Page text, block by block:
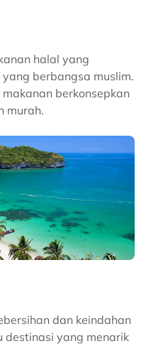
halal yang
berbangsa muslim.
berkonsepkan
murah.
dan keindahan
destinasi yang menarik